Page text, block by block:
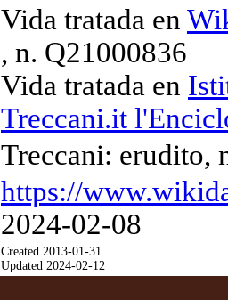
Vida tratada en
, n. Q21000836
Vida tratada en
Treccani.it
Treccani: erudito,
https://
2024-02-08
Created 2013-01-31
Updated 2024-02-12